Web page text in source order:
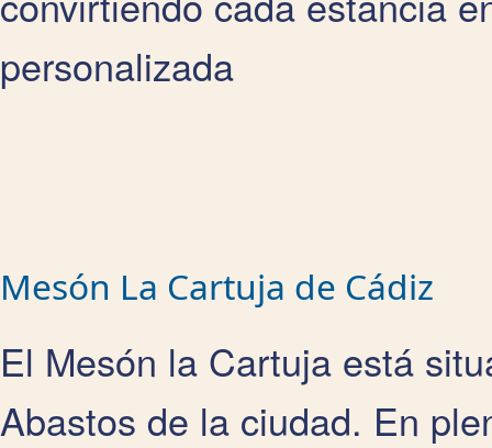
personalizada
Mesón La Cartuja de Cádiz
El Mesón la Cartuja está
Abastos de la ciudad. En